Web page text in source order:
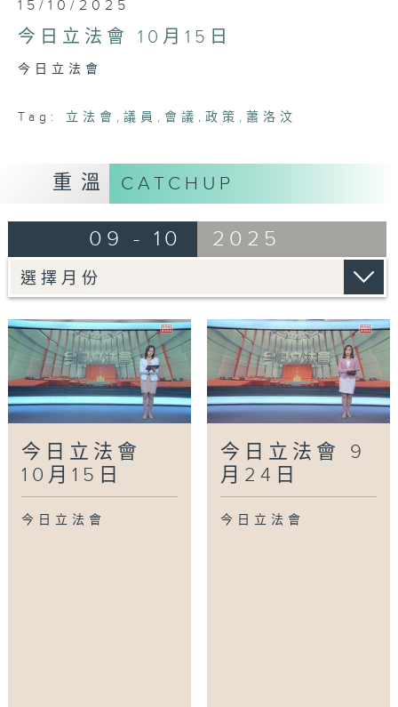
seconds
of
9
7
15/10/2025
今日立法會 10月15日
今日立法會
Tag: 立法會 ,議員 , 會議 ,政策 ,蕭洛汶
重溫 CATCHUP
09 - 10 2025
今日立法會
10月15日
今日立法會
今日立法會 9
月24日
今日立法會